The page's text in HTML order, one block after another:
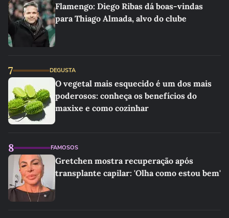
Flamengo: Diego Ribas dá boas-vindas
para Thiago Almada, alvo do clube
7 DEGUSTA
O vegetal mais esquecido é um dos mais
poderosos: conheça os benefícios do
maxixe e como cozinhar
8 FAMOSOS
Gretchen mostra recuperação após
transplante capilar: 'Olha como estou bem'